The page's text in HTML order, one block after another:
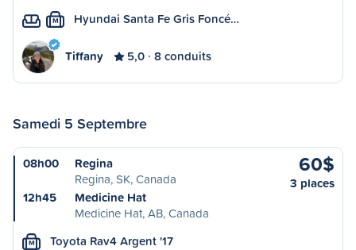
M Hyundai Santa Fe Gris Foncé…
Tiffany 5,0 8 conduits
Samedi 5 Septembre
08h00
Regina
Regina, SK, Canada
12h45
Medicine Hat
Medicine Hat, AB, Canada
60$
3 places
M Toyota Rav4 Argent '17